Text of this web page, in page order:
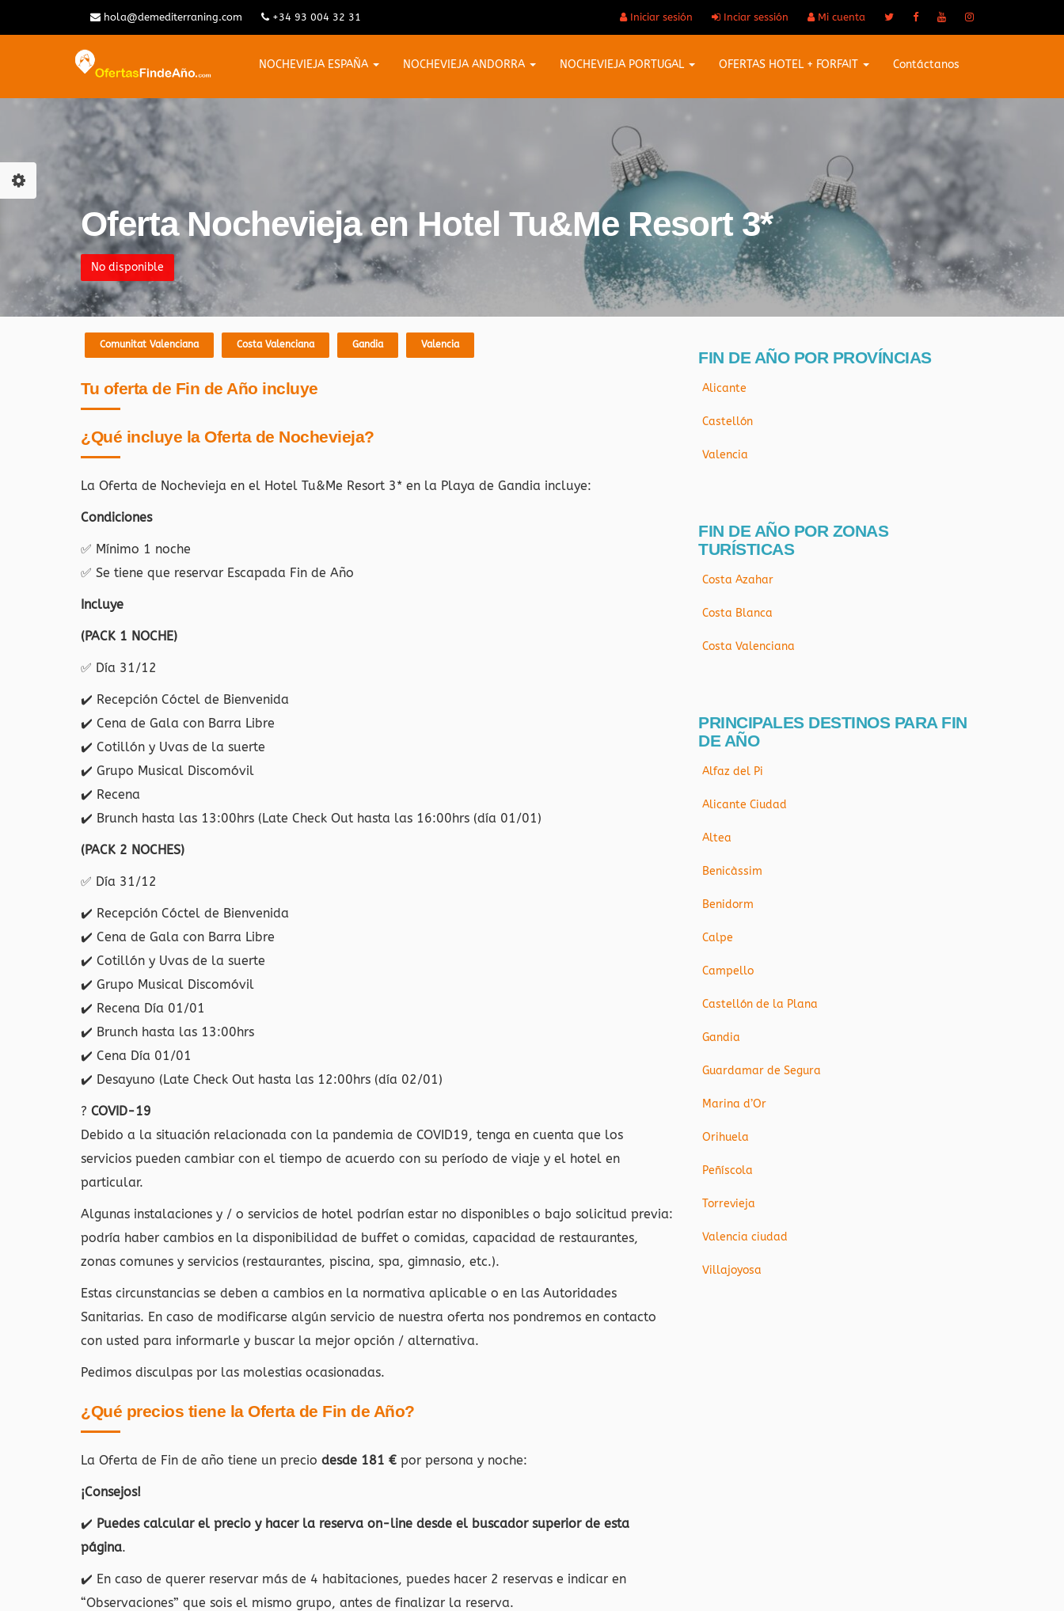
hola@demediterraning.com +34 93 004 32 31 Iniciar sesión Inciar sessión Mi cuenta
NOCHEVIEJA ESPAÑA NOCHEVIEJA ANDORRA NOCHEVIEJA PORTUGAL OFERTAS HOTEL + FORFAIT Contáctanos
Oferta Nochevieja en Hotel Tu&Me Resort 3*
No disponible
Comunitat Valenciana Costa Valenciana Gandia Valencia
Tu oferta de Fin de Año incluye
¿Qué incluye la Oferta de Nochevieja?
La Oferta de Nochevieja en el Hotel Tu&Me Resort 3* en la Playa de Gandia incluye:
Condiciones
✅ Mínimo 1 noche
✅ Se tiene que reservar Escapada Fin de Año
Incluye
(PACK 1 NOCHE)
✅ Día 31/12
✔️ Recepción Cóctel de Bienvenida
✔️ Cena de Gala con Barra Libre
✔️ Cotillón y Uvas de la suerte
✔️ Grupo Musical Discomóvil
✔️ Recena
✔️ Brunch hasta las 13:00hrs (Late Check Out hasta las 16:00hrs (día 01/01)
(PACK 2 NOCHES)
✅ Día 31/12
✔️ Recepción Cóctel de Bienvenida
✔️ Cena de Gala con Barra Libre
✔️ Cotillón y Uvas de la suerte
✔️ Grupo Musical Discomóvil
✔️ Recena Día 01/01
✔️ Brunch hasta las 13:00hrs
✔️ Cena Día 01/01
✔️ Desayuno (Late Check Out hasta las 12:00hrs (día 02/01)
? COVID-19
Debido a la situación relacionada con la pandemia de COVID19, tenga en cuenta que los
servicios pueden cambiar con el tiempo de acuerdo con su período de viaje y el hotel en
particular.
Algunas instalaciones y / o servicios de hotel podrían estar no disponibles o bajo solicitud previa:
podría haber cambios en la disponibilidad de buffet o comidas, capacidad de restaurantes,
zonas comunes y servicios (restaurantes, piscina, spa, gimnasio, etc.).
Estas circunstancias se deben a cambios en la normativa aplicable o en las Autoridades
Sanitarias. En caso de modificarse algún servicio de nuestra oferta nos pondremos en contacto
con usted para informarle y buscar la mejor opción / alternativa.
Pedimos disculpas por las molestias ocasionadas.
¿Qué precios tiene la Oferta de Fin de Año?
La Oferta de Fin de año tiene un precio desde 181 € por persona y noche:
¡Consejos!
✔️ Puedes calcular el precio y hacer la reserva on-line desde el buscador superior de esta
página.
✔️ En caso de querer reservar más de 4 habitaciones, puedes hacer 2 reservas e indicar en
“Observaciones” que sois el mismo grupo, antes de finalizar la reserva.
FIN DE AÑO POR PROVÍNCIAS
Alicante
Castellón
Valencia
FIN DE AÑO POR ZONAS
TURÍSTICAS
Costa Azahar
Costa Blanca
Costa Valenciana
PRINCIPALES DESTINOS PARA FIN
DE AÑO
Alfaz del Pi
Alicante Ciudad
Altea
Benicàssim
Benidorm
Calpe
Campello
Castellón de la Plana
Gandia
Guardamar de Segura
Marina d’Or
Orihuela
Peñíscola
Torrevieja
Valencia ciudad
Villajoyosa